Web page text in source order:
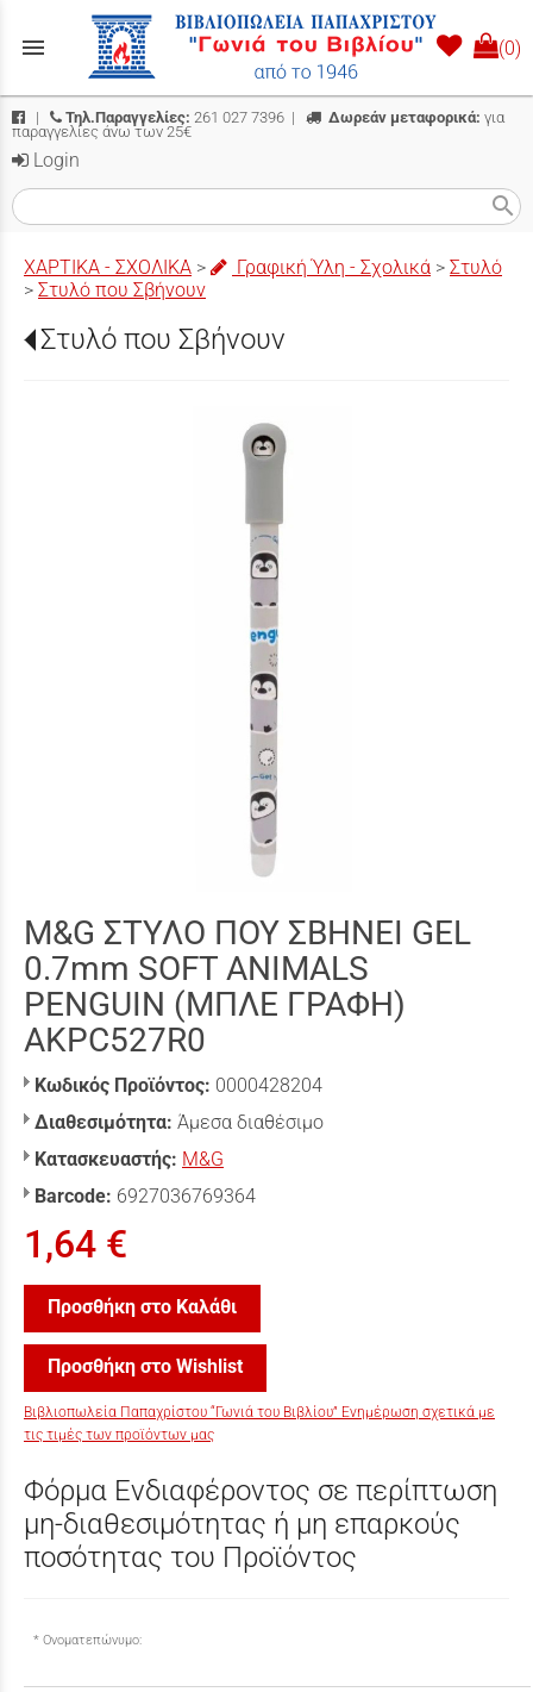
menu (0)
| Τηλ.Παραγγελίες: 261 027 7396 | Δωρεάν μεταφορικά: για
παραγγελίες άνω των 25€
Login
search
ΧΑΡΤΙΚΑ - ΣΧΟΛΙΚΑ > Γραφική Ύλη - Σχολικά > Στυλό
> Στυλό που Σβήνουν
Στυλό που Σβήνουν
M&G ΣΤΥΛΟ ΠΟΥ ΣΒΗΝΕΙ GEL
0.7mm SOFT ANIMALS
PENGUIN (ΜΠΛΕ ΓΡΑΦΗ)
AKPC527R0
Κωδικός Προϊόντος: 0000428204
Διαθεσιμότητα: Άμεσα διαθέσιμο
Κατασκευαστής: M&G
Barcode: 6927036769364
1,64 €
Προσθήκη στο Καλάθι
Προσθήκη στο Wishlist
Βιβλιοπωλεία Παπαχρίστου “Γωνιά του Βιβλίου” Ενημέρωση σχετικά με
τις τιμές των προϊόντων μας
Φόρμα Ενδιαφέροντος σε περίπτωση
μη-διαθεσιμότητας ή μη επαρκούς
ποσότητας του Προϊόντος
Ονοματεπώνυμο: